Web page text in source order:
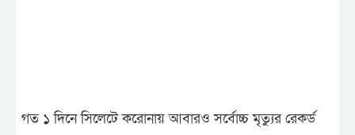
গত ১ দিনে সিলেটে করোনায় আবারও সর্বোচ্চ মৃত্যুর রেকর্ড